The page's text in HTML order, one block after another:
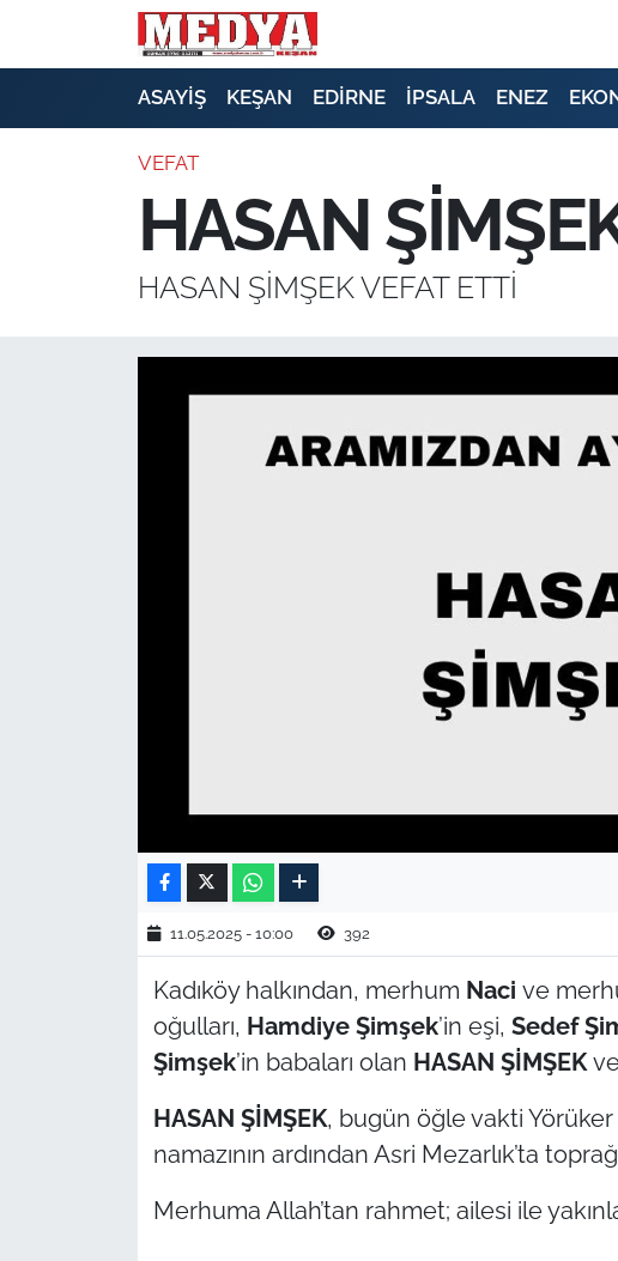
ASAYİŞ KEŞAN EDİRNE İPSALA ENEZ
VEFAT
HASAN
HASAN ŞİMŞEK VEFAT ETTİ
11.05.2025 - 10:00 392
Kadıköy halkından, merhum Naci ve
oğulları, Hamdiye Şimşek’in eşi, Sedef
Şimşek’in babaları olan HASAN ŞİMŞEK
HASAN ŞİMŞEK, bugün öğle vakti Yörüker
namazının ardından Asri Mezarlık’ta
Merhuma Allah’tan rahmet; ailesi ile
E-GAZETE
SİYASET
TEKİRDAĞ
ÇANAKKALE
TÜRKİYE